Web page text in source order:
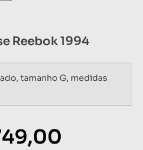
Reebok 1994
tamanho G, medidas